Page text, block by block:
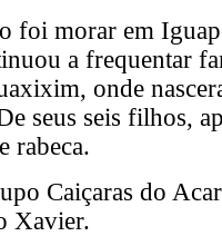
foi morar em
a frequentar
onde
seus seis filhos,
rabeca.
Caiçaras do
Xavier.